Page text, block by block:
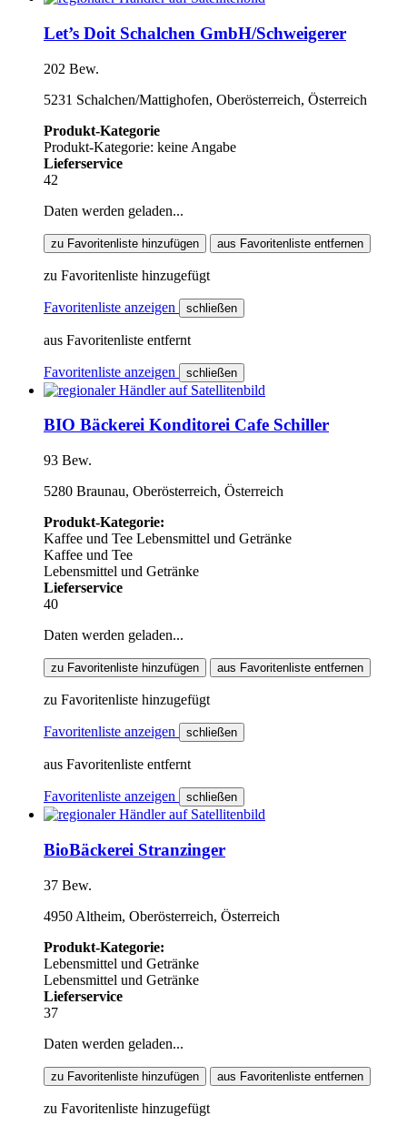
Let’s Doit Schalchen GmbH/Schweigerer
202 Bew.
5231 Schalchen/Mattighofen, Oberösterreich, Österreich
Produkt-Kategorie
Produkt-Kategorie: keine Angabe
Lieferservice
42
Daten werden geladen...
zu Favoritenliste hinzufügen aus Favoritenliste entfernen
zu Favoritenliste hinzugefügt
Favoritenliste anzeigen schließen
aus Favoritenliste entfernt
Favoritenliste anzeigen schließen
BIO Bäckerei Konditorei Cafe Schiller
93 Bew.
5280 Braunau, Oberösterreich, Österreich
Produkt-Kategorie:
Kaffee und Tee Lebensmittel und Getränke
Kaffee und Tee
Lebensmittel und Getränke
Lieferservice
40
Daten werden geladen...
zu Favoritenliste hinzufügen aus Favoritenliste entfernen
zu Favoritenliste hinzugefügt
Favoritenliste anzeigen schließen
aus Favoritenliste entfernt
Favoritenliste anzeigen schließen
BioBäckerei Stranzinger
37 Bew.
4950 Altheim, Oberösterreich, Österreich
Produkt-Kategorie:
Lebensmittel und Getränke
Lebensmittel und Getränke
Lieferservice
37
Daten werden geladen...
zu Favoritenliste hinzufügen aus Favoritenliste entfernen
zu Favoritenliste hinzugefügt